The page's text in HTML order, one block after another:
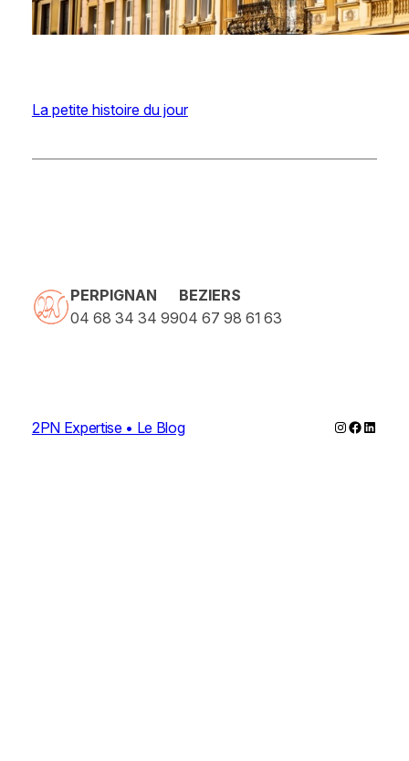
La petite histoire du jour
PERPIGNAN
04 68 34 34 99
BEZIERS
04 67 98 61 63
2PN Expertise • Le Blog Instagram